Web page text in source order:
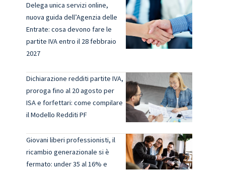
Delega unica servizi online,
nuova guida dell’Agenzia delle
Entrate: cosa devono fare le
partite IVA entro il 28 febbraio
2027
Dichiarazione redditi partite IVA,
proroga fino al 20 agosto per
ISA e forfettari: come compilare
il Modello Redditi PF
Giovani liberi professionisti, il
ricambio generazionale si è
fermato: under 35 al 16% e